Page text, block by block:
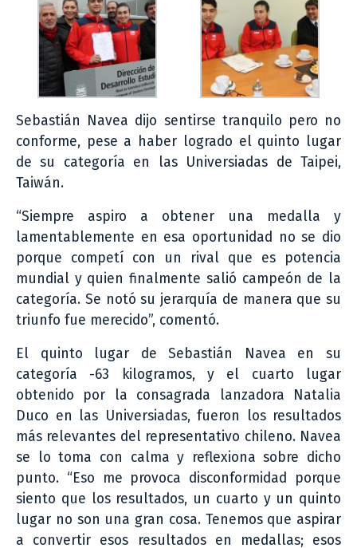
Sebastián Navea dijo sentirse tranquilo pero no
conforme, pese a haber logrado el quinto lugar
de su categoría en las Universiadas de Taipei,
Taiwán.
“Siempre aspiro a obtener una medalla y
lamentablemente en esa oportunidad no se dio
porque competí con un rival que es potencia
mundial y quien finalmente salió campeón de la
categoría. Se notó su jerarquía de manera que su
triunfo fue merecido”, comentó.
El quinto lugar de Sebastián Navea en su
categoría -63 kilogramos, y el cuarto lugar
obtenido por la consagrada lanzadora Natalia
Duco en las Universiadas, fueron los resultados
más relevantes del representativo chileno. Navea
se lo toma con calma y reflexiona sobre dicho
punto. “Eso me provoca disconformidad porque
siento que los resultados, un cuarto y un quinto
lugar no son una gran cosa. Tenemos que aspirar
a convertir esos resultados en medallas; esos